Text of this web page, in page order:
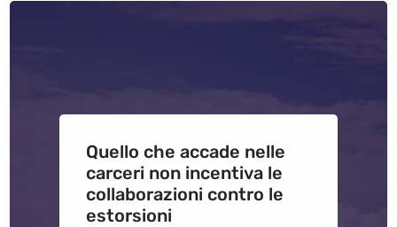
Quello che accade nelle
carceri non incentiva le
collaborazioni contro le
estorsioni